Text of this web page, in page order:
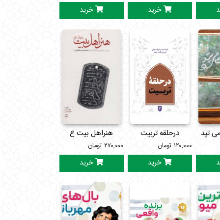
خرید خرید
تپد درحلقه تربیت
۱۲۰,۰۰۰ تومان
خرید
هنراهل بیت ع
۲۷۰,۰۰۰ تومان
خرید